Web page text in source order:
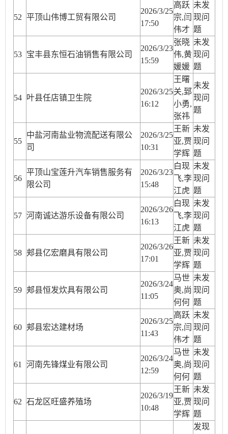
52 平顶山伟博工贸有限公司
2026/3/25
17:50
高跃
宗,闫
伟才
未发
现问
题
53 宝丰县东恒石油销售有限公司
2026/3/23
15:59
张晓
伟,黄
媛媛
未发
现问
题
54 叶县任店镇卫生院
2026/3/25
16:12
王曙
关,郅
小勇,
张祎
未发
现问
题
55
中盐河南盐业物流配送有限公
司
2026/3/25
10:31
王新
亚,贾
学辉
未发
现问
题
56
平顶山宝莲升汽车销售服务有
限公司
2026/3/23
15:48
白现
飞,李
江虎
未发
现问
题
57 河南诚达游乐设备有限公司
2026/3/26
16:13
白现
飞,李
江虎
未发
现问
题
58 郏县亿宏磨具有限公司
2026/3/26
17:01
王新
亚,贾
学辉
未发
现问
题
59 郏县恒发炊具有限公司
2026/3/24
11:05
马世
奥,尚
何何
未发
现问
题
60 郏县宏达建材场
2026/3/25
11:43
高跃
宗,闫
伟才
未发
现问
题
61 河南先锋煤业有限公司
2026/3/24
12:59
马世
奥,尚
何何
未发
现问
题
62 石龙区旺盛养殖场
2026/3/19
10:48
王新
亚,贾
学辉
未发
现问
题
发现